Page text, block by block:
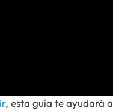
, esta guía te ayudará a